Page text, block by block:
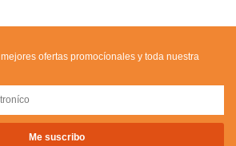
ofertas promocíonales y toda nuestra